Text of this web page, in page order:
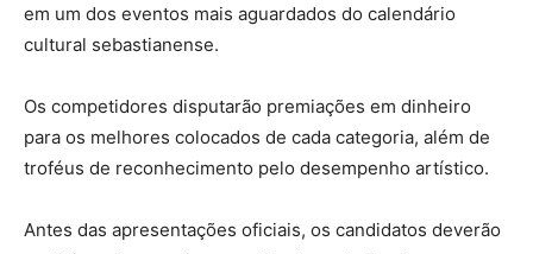
em um dos eventos mais aguardados do calendário
cultural sebastianense.
Os competidores disputarão premiações em dinheiro
para os melhores colocados de cada categoria, além de
troféus de reconhecimento pelo desempenho artístico.
Antes das apresentações oficiais, os candidatos deverão